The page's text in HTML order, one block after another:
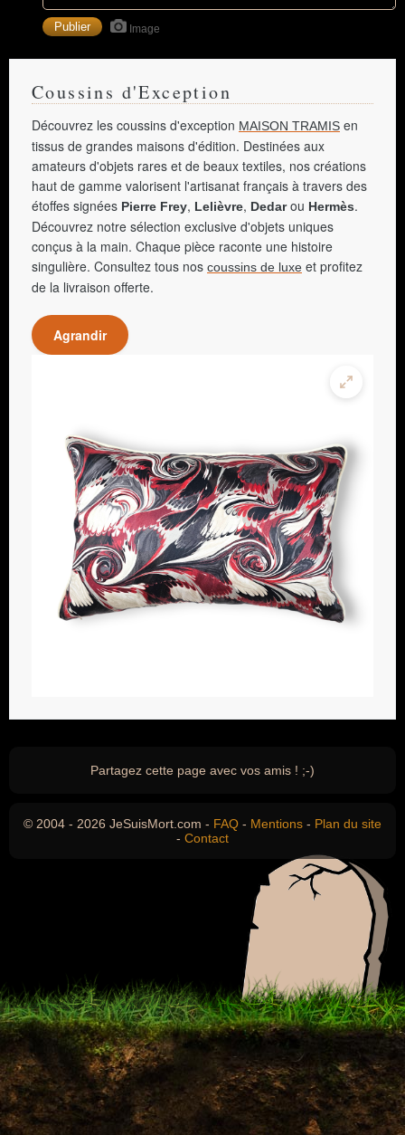
Image
Coussins d'Exception
Découvrez les coussins d'exception MAISON TRAMIS en
tissus de grandes maisons d'édition. Destinées aux
amateurs d'objets rares et de beaux textiles, nos créations
haut de gamme valorisent l'artisanat français à travers des
étoffes signées Pierre Frey, Lelièvre, Dedarou Hermès.
Découvrez notre sélection exclusive d'objets uniques
conçus à la main. Chaque pièce raconte une histoire
singulière. Consultez tous nos coussins de luxe et profitez
de la livraison offerte.
Agrandir
Partagez cette page avec vos amis ! ;-)
© 2004 - 2026 JeSuisMort.com - FAQ - Mentions - Plan du site
- Contact